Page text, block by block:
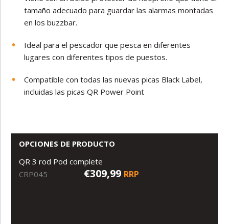
tamaño adecuado para guardar las alarmas montadas
en los buzzbar.
Ideal para el pescador que pesca en diferentes
lugares con diferentes tipos de puestos.
Compatible con todas las nuevas picas Black Label,
incluidas las picas QR Power Point
OPCIONES DE PRODUCTO
QR 3 rod Pod complete
CRP045
€309,99 RRP